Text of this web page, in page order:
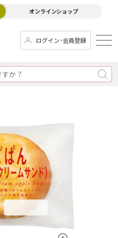
オンラインショップ
ログイン･会員登録